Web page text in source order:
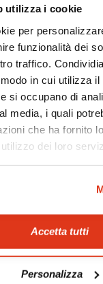
utilizza i cookie
per
funzionalità dei
traffico.
in cui utilizza
si occupano di
media, i quali
che ha fornito
dei loro
Accetta tutti
Personalizza
lasciati
bussola »
con noi?